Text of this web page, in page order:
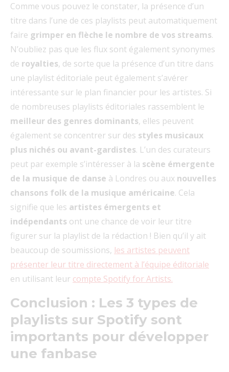
Comme vous pouvez le constater, la présence d’un
titre dans l’une de ces playlists peut automatiquement
faire grimper en flèche le nombre de vos streams.
N’oubliez pas que les flux sont également synonymes
de royalties, de sorte que la présence d’un titre dans
une playlist éditoriale peut également s’avérer
intéressante sur le plan financier pour les artistes. Si
de nombreuses playlists éditoriales rassemblent le
meilleur des genres dominants, elles peuvent
également se concentrer sur des styles musicaux
plus nichés ou avant-gardistes. L’un des curateurs
peut par exemple s’intéresser à la scène émergente
de la musique de danse à Londres ou aux nouvelles
chansons folk de la musique américaine. Cela
signifie que les artistes émergents et
indépendants ont une chance de voir leur titre
figurer sur la playlist de la rédaction ! Bien qu’il y ait
beaucoup de soumissions, les artistes peuvent
présenter leur titre directement à l’équipe éditoriale
en utilisant leur compte Spotify for Artists.
Conclusion : Les 3 types de
playlists sur Spotify sont
importants pour développer
une fanbase